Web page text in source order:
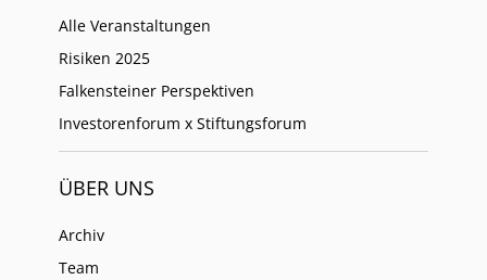
Alle Veranstaltungen
Risiken 2025
Falkensteiner Perspektiven
Investorenforum x Stiftungsforum
ÜBER UNS
Archiv
Team